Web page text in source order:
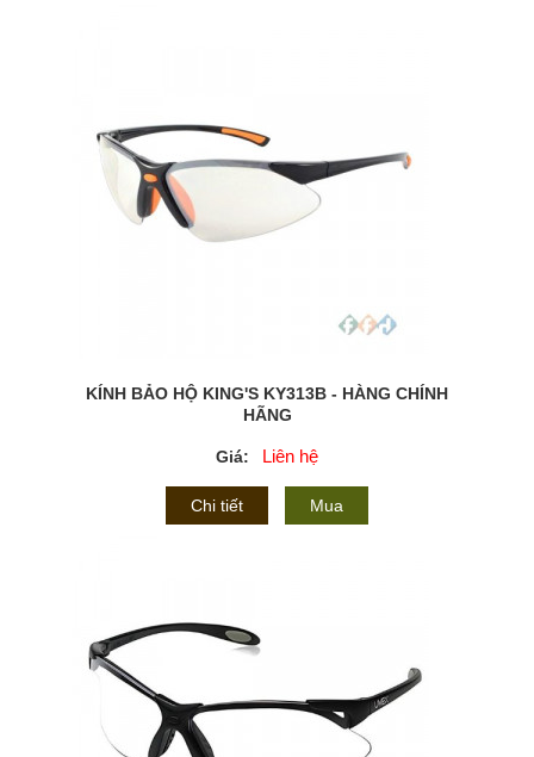
KÍNH BẢO HỘ KING'S KY313B - HÀNG CHÍNH
HÃNG
Giá: Liên hệ
Chi tiết Mua